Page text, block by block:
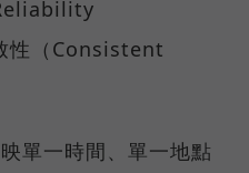
性（Consistent
單一時間、單一地點